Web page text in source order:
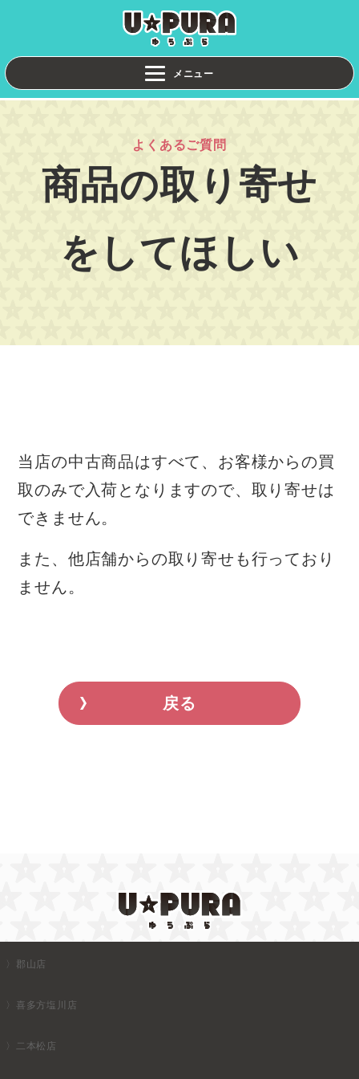
よくあるご質問
商品の取り寄せ
をしてほしい
当店の中古商品はすべて、お客様からの買
取のみで入荷となりますので、取り寄せは
できません。
また、他店舗からの取り寄せも行っており
ません。
戻る
郡山店
喜多方塩川店
二本松店